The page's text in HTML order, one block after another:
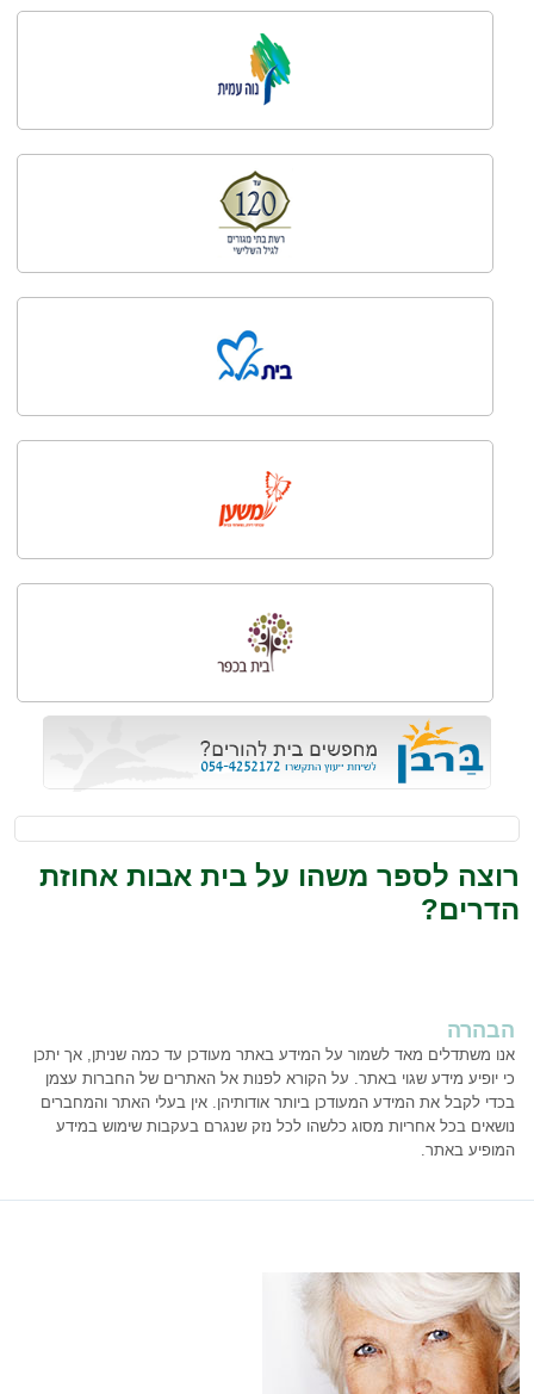
רוצה לספר משהו על בית אבות אחוזת
הדרים?
הבהרה
אנו משתדלים מאד לשמור על המידע באתר מעודכן עד כמה שניתן, אך יתכן
כי יופיע מידע שגוי באתר. על הקורא לפנות אל האתרים של החברות עצמן
בכדי לקבל את המידע המעודכן ביותר אודותיהן. אין בעלי האתר והמחברים
נושאים בכל אחריות מסוג כלשהו לכל נזק שנגרם בעקבות שימוש במידע
המופיע באתר.